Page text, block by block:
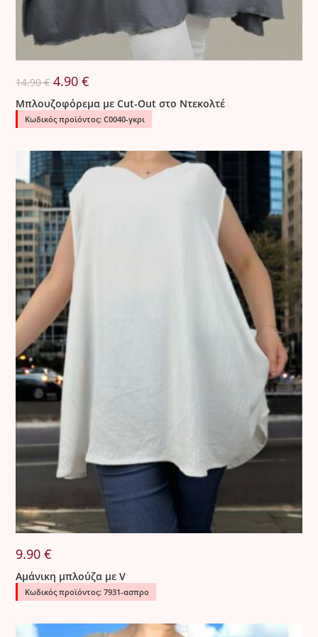
14.90€ Original
price
was:
14.90 €.
4.90€
τιμή
είναι:
4.90 €.
Μπλουζοφόρεμα με Cut-Out στο Ντεκολτέ
Κωδικός προϊόντος: C0040-γκρι
9.90€
Αμάνικη μπλούζα με V
Κωδικός προϊόντος: 7931-ασπρο